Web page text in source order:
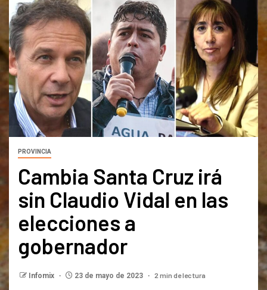
PROVINCIA
Cambia Santa Cruz irá
sin Claudio Vidal en las
elecciones a
gobernador
Infomix 23 de mayo de 2023 2 min de lectura